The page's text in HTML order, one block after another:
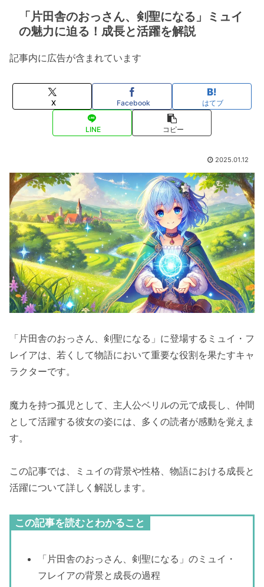
「片田舎のおっさん、剣聖になる」ミュイ
の魅力に迫る！成長と活躍を解説
記事内に広告が含まれています
X Facebook はてブ
LINE コピー
2025.01.12
「片田舎のおっさん、剣聖になる」に登場するミュイ・フ
レイアは、若くして物語において重要な役割を果たすキャ
ラクターです。
魔力を持つ孤児として、主人公ベリルの元で成長し、仲間
として活躍する彼女の姿には、多くの読者が感動を覚えま
す。
この記事では、ミュイの背景や性格、物語における成長と
活躍について詳しく解説します。
この記事を読むとわかること
「片田舎のおっさん、剣聖になる」のミュイ・
フレイアの背景と成長の過程